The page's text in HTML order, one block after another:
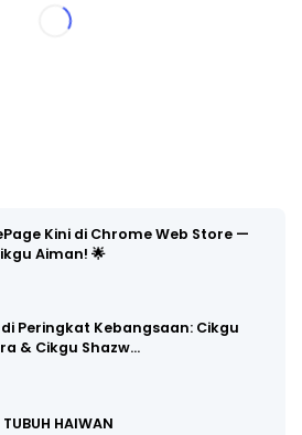
Kini di Chrome Web Store —
Aiman! 🌟
Peringkat Kebangsaan: Cikgu
& Cikgu Shazw…
HAIWAN